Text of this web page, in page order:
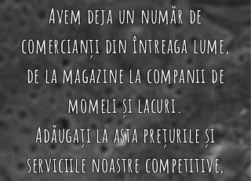
Avem deja un număr de
comercianți din întreaga lume,
de la magazine la companii de
momeli și lacuri.
Adăugați la asta prețurile și
serviciile noastre competitive,